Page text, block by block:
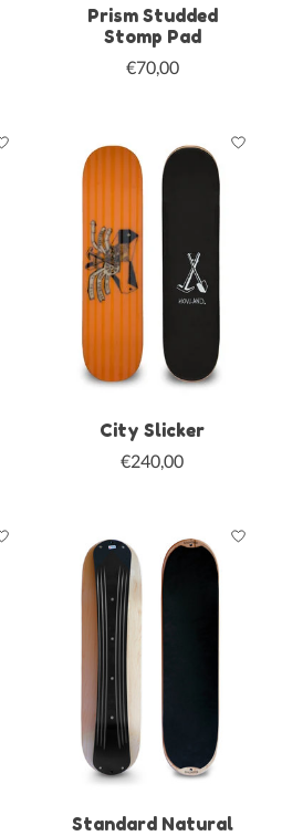
Prism Studded
Stomp Pad
€70,00
City Slicker
€240,00
Standard Natural